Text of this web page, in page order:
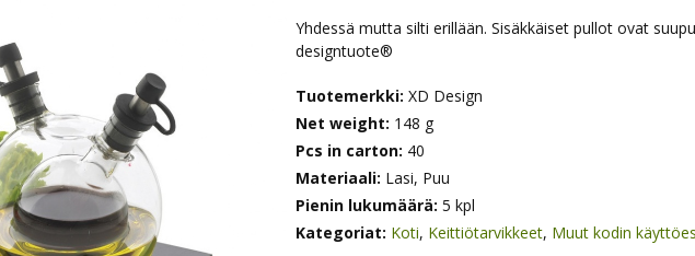
Yhdessä mutta silti erillään. Sisäkkäiset pullot ovat
designtuote®
Tuotemerkki: XD Design
Net weight: 148 g
Pcs in carton: 40
Materiaali: Lasi, Puu
Pienin lukumäärä: 5 kpl
Kategoriat: Koti, Keittiötarvikkeet, Muut kodin